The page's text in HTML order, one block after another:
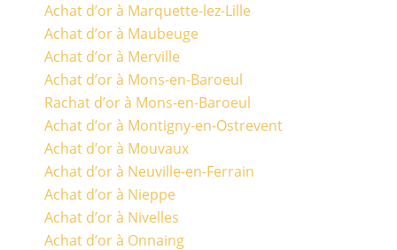
Achat d’or à Marquette-lez-Lille
Achat d’or à Maubeuge
Achat d’or à Merville
Achat d’or à Mons-en-Baroeul
Rachat d’or à Mons-en-Baroeul
Achat d’or à Montigny-en-Ostrevent
Achat d’or à Mouvaux
Achat d’or à Neuville-en-Ferrain
Achat d’or à Nieppe
Achat d’or à Nivelles
Achat d’or à Onnaing